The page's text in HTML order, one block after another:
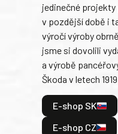
jedinečné
v pozdější době i
výročí výroby
jsme si dovolili
a výrobě
Škoda v letech 1919
E-shop SK
E-shop CZ